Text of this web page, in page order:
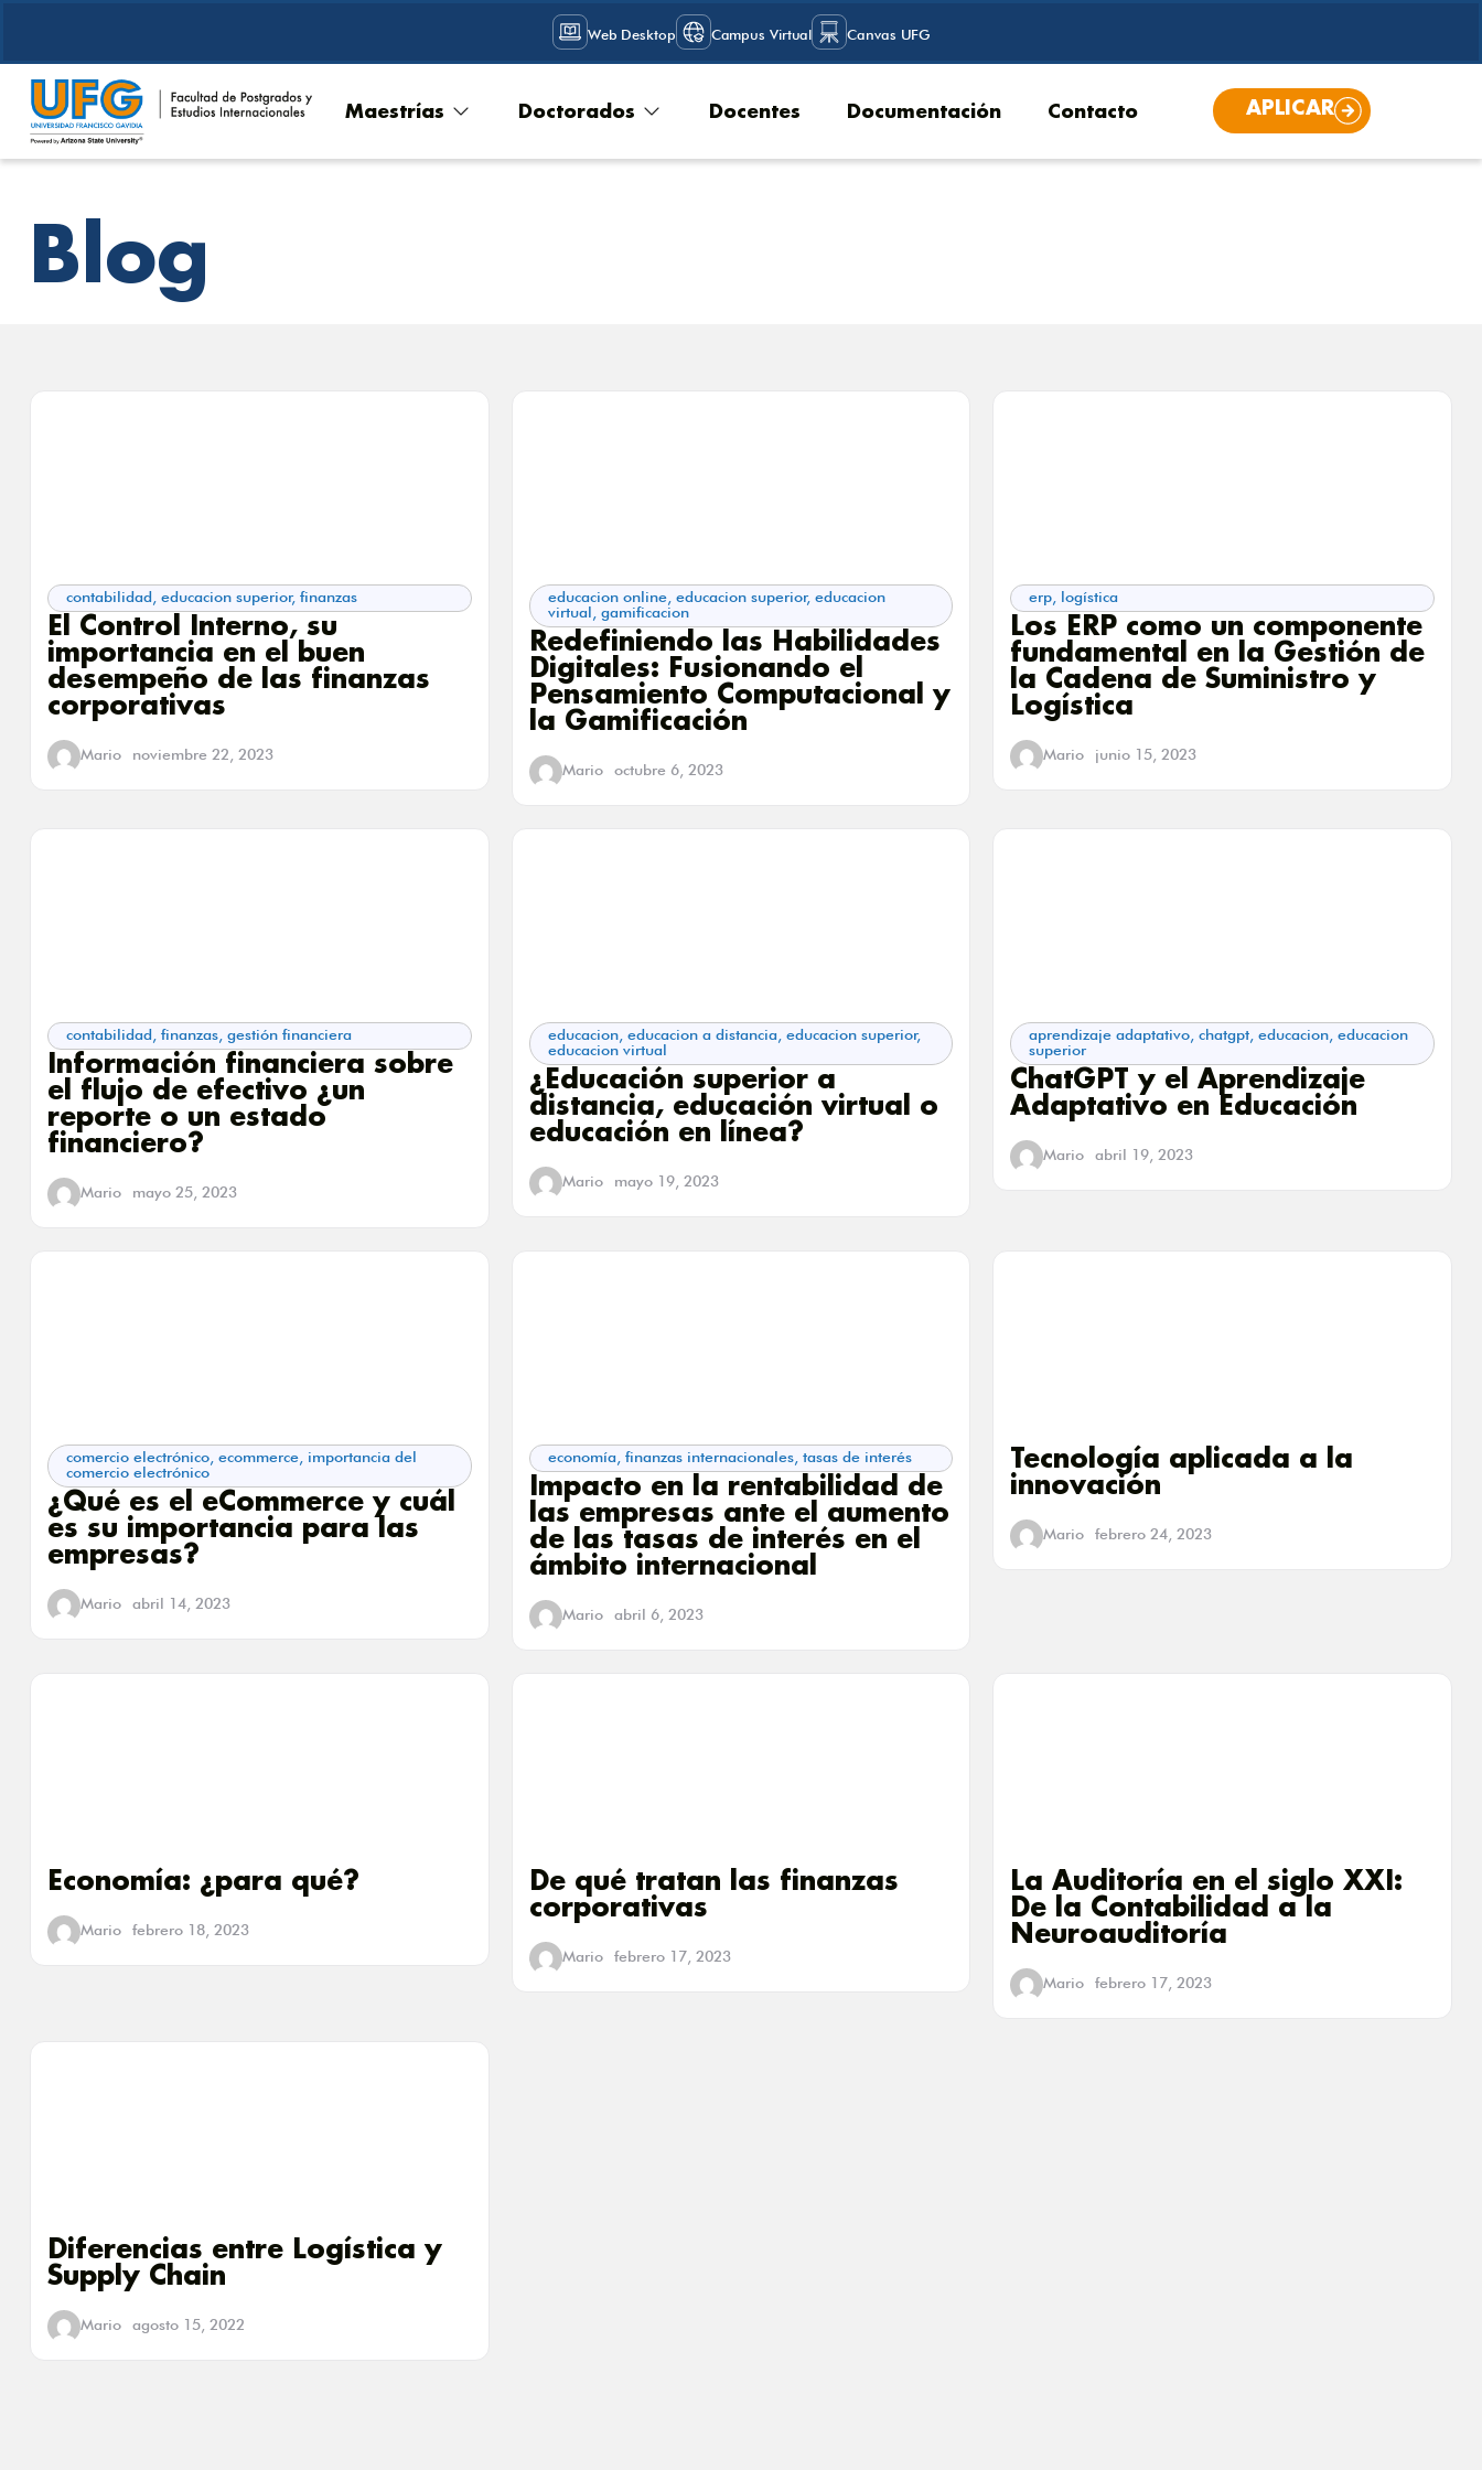
Web Desktop Campus Virtual Canvas UFG
Maestrías Doctorados Docentes Documentación Contacto APLICAR
Blog
contabilidad educacion superior, finanzas
El Control Interno, su
importancia en el buen
desempeño de las finanzas
corporativas
Mario noviembre 22, 2023
educacion online, educacion superior, educacion
virtual gamificacion
Redefiniendo las Habilidades
Digitales: Fusionando el
Pensamiento Computacional y
la Gamificación
Mario octubre 6, 2023
erp logística
Los ERP como un componente
fundamental en la Gestión de
la Cadena de Suministro y
Logística
Mario junio 15, 2023
contabilidad finanzas gestión financiera
Información financiera sobre
el flujo de efectivo ¿un
reporte o un estado
financiero?
Mario mayo 25, 2023
educacion, educacion a distancia, educacion superior,
educacion virtual
¿Educación superior a
distancia, educación virtual o
educación en línea?
Mario mayo 19, 2023
aprendizaje adaptativo ,chatgpt ,educacion ,educacion
superior
ChatGPT y el Aprendizaje
Adaptativo en Educación
Mario abril 19, 2023
comercio electrónico ecommerce importancia del
comercio electrónico
¿Qué es el eCommerce y cuál
es su importancia para las
empresas?
Mario abril 14, 2023
economía, finanzas internacionales, tasas de interés
Impacto en la rentabilidad de
las empresas ante el aumento
de las tasas de interés en el
ámbito internacional
Mario abril 6, 2023
Tecnología aplicada a la
innovación
Mario febrero 24, 2023
Economía: ¿para qué?
Mario febrero 18, 2023
De qué tratan las finanzas
corporativas
Mario febrero 17, 2023
La Auditoría en el siglo XXI:
De la Contabilidad a la
Neuroauditoría
Mario febrero 17, 2023
Diferencias entre Logística y
Supply Chain
Mario agosto 15, 2022